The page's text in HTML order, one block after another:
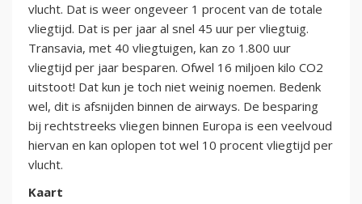
vlucht. Dat is weer ongeveer 1 procent van de totale
vliegtijd. Dat is per jaar al snel 45 uur per vliegtuig.
Transavia, met 40 vliegtuigen, kan zo 1.800 uur
vliegtijd per jaar besparen. Ofwel 16 miljoen kilo CO2
uitstoot! Dat kun je toch niet weinig noemen. Bedenk
wel, dit is afsnijden binnen de airways. De besparing
bij rechtstreeks vliegen binnen Europa is een veelvoud
hiervan en kan oplopen tot wel 10 procent vliegtijd per
vlucht.
Kaart